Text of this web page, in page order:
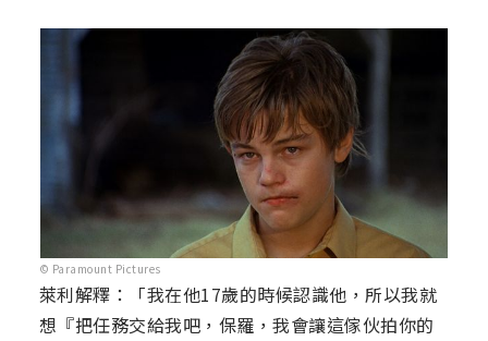
© Paramount Pictures
萊利解釋：「我在他17歲的時候認識他，所以我就
想『把任務交給我吧，保羅，我會讓這傢伙拍你的